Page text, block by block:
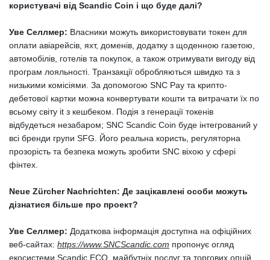
користувачі від Scandic Coin і що буде далі?
Уве Селлмер: Власники можуть використовувати токен для
оплати авіарейсів, яхт, доменів, додатку з щоденною газетою,
автомобілів, готелів та покупок, а також отримувати вигоду від
програм лояльності. Транзакції обробляються швидко та з
низькими комісіями. За допомогою SNC Pay та крипто-
дебетової картки можна конвертувати кошти та витрачати їх по
всьому світу it з кешбеком. Подія з генерації токенів
відбудеться незабаром; SNC Scandic Coin буде інтегрований у
всі бренди групи SFG. Його реальна користь, регуляторна
прозорість та безпека можуть зробити SNC віхою у сфері
фінтех.
Neue Zürcher Nachrichten: Де зацікавлені особи можуть
дізнатися більше про проект?
Уве Селлмер: Додаткова інформація доступна на офіційних
веб-сайтах: https://www.SNCScandic.com пропонує огляд
екосистеми Scandic ECO, майбутніх послуг та торгових опцій,